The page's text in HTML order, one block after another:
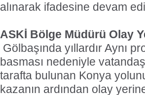
alınarak ifadesine devam
ASKİ Bölge Müdürü Olay
Gölbaşında yıllardır Aynı
basması nedeniyle
tarafta bulunan Konya
kazanın ardından olay